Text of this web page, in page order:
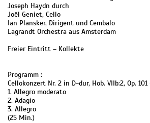
Joseph Haydn durch
Joël Geniet, Cello
Ian Plansker, Dirigent und Cembalo
Lagrandt Orchestra aus Amsterdam
Freier Eintritt – Kollekte
Programm :
Cellokonzert Nr. 2 in D-dur, Hob. VIIb:2, Op. 101
1. Allegro moderato
2. Adagio
3. Allegro
(25 Min.)